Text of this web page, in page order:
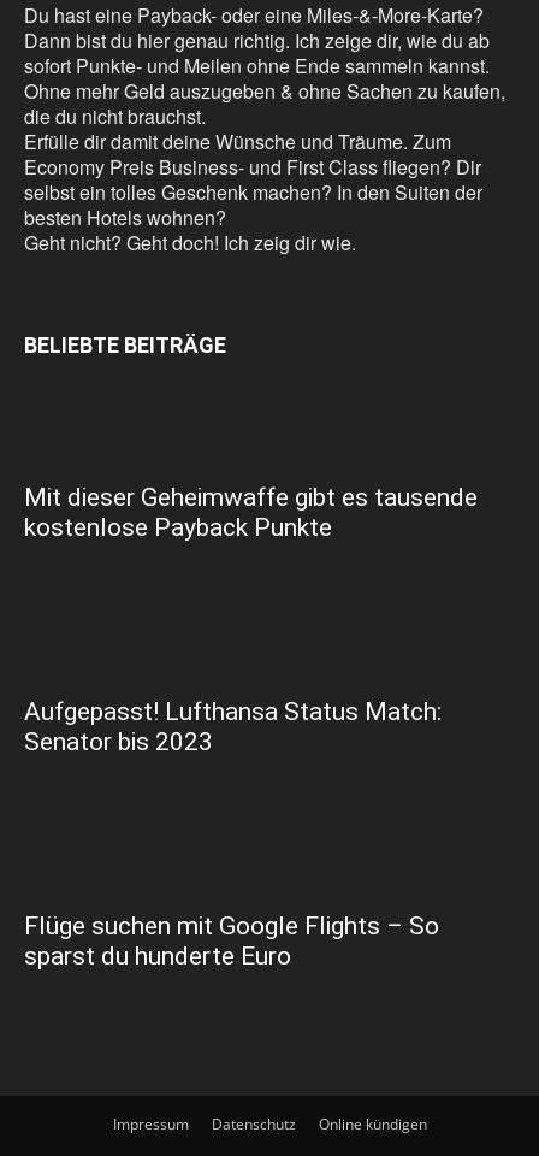
Du hast eine Payback- oder eine Miles-&-More-Karte?
Dann bist du hier genau richtig. Ich zeige dir, wie du ab
sofort Punkte- und Meilen ohne Ende sammeln kannst.
Ohne mehr Geld auszugeben & ohne Sachen zu kaufen,
die du nicht brauchst.
Erfülle dir damit deine Wünsche und Träume. Zum
Economy Preis Business- und First Class fliegen? Dir
selbst ein tolles Geschenk machen? In den Suiten der
besten Hotels wohnen?
Geht nicht? Geht doch! Ich zeig dir wie.
BELIEBTE BEITRÄGE
Mit dieser Geheimwaffe gibt es tausende
kostenlose Payback Punkte
Aufgepasst! Lufthansa Status Match:
Senator bis 2023
Flüge suchen mit Google Flights – So
sparst du hunderte Euro
Impressum Datenschutz Online kündigen